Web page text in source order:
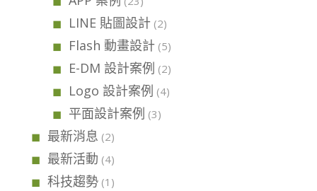
LINE 貼圖設計(2)
Flash 動畫設計(5)
E-DM 設計案例 (2)
Logo 設計案例 (4)
平面設計案例 (3)
最新消息 (2)
最新活動 (4)
科技趨勢(1)